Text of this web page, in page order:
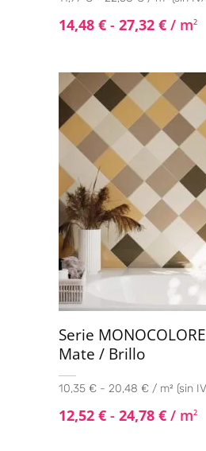
14,48 € - 27,32 € / m2
Serie
Mate / Brillo
10,35 € - 20,48 € / m² (sin
12,52 € - 24,78 € / m2